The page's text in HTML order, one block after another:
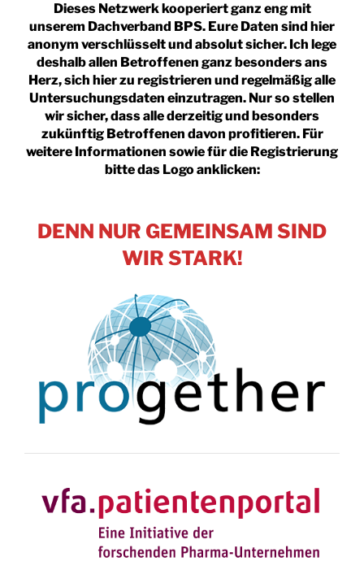
Dieses Netzwerk kooperiert ganz eng mit
unserem Dachverband BPS. Eure Daten sind hier
anonym verschlüsselt und absolut sicher. Ich lege
deshalb allen Betroffenen ganz besonders ans
Herz, sich hier zu registrieren und regelmäßig alle
Untersuchungsdaten einzutragen. Nur so stellen
wir sicher, dass alle derzeitig und besonders
zukünftig Betroffenen davon profitieren. Für
weitere Informationen sowie für die Registrierung
bitte das Logo anklicken:
DENN NUR GEMEINSAM SIND
WIR STARK!